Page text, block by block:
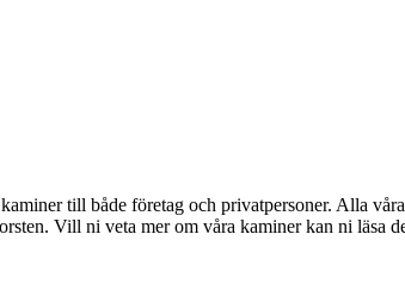
till både företag och privatpersoner. Alla
Vill ni veta mer om våra kaminer kan ni läsa